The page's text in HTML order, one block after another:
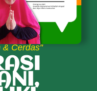
& Cerdas"